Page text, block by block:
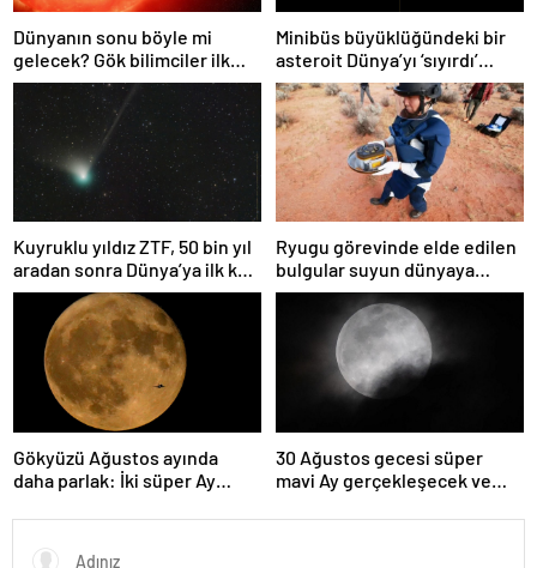
Dünyanın sonu böyle mi
gelecek? Gök bilimciler ilk
kez sönen yıldızın gezegeni
yutmasına tanık oldu
Minibüs büyüklüğündeki bir
asteroit Dünya’yı ‘sıyırdı’
geçti
Kuyruklu yıldız ZTF, 50 bin yıl
aradan sonra Dünya’ya ilk kez
çok yaklaşacak
Ryugu görevinde elde edilen
bulgular suyun dünyaya
asteroitlerce getirilmiş
olabileceğini gösteriyor
Gökyüzü Ağustos ayında
daha parlak: İki süper Ay
30 Ağustos gecesi süper
mavi Ay gerçekleşecek ve
olacak